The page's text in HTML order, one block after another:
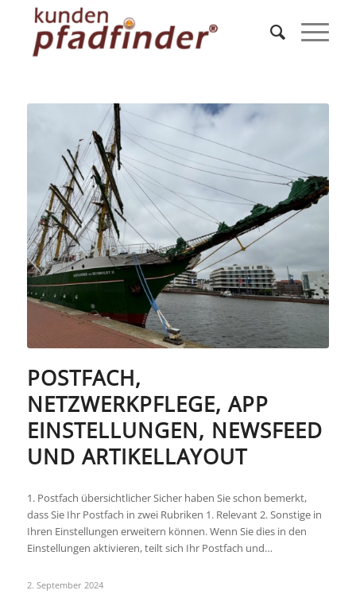
POSTFACH,
NETZWERKPFLEGE, APP
EINSTELLUNGEN, NEWSFEED
UND ARTIKELLAYOUT
1. Postfach übersichtlicher Sicher haben Sie schon bemerkt,
dass Sie Ihr Postfach in zwei Rubriken 1. Relevant 2. Sonstige in
Ihren Einstellungen erweitern können. Wenn Sie dies in den
Einstellungen aktivieren, teilt sich Ihr Postfach und…
2. September 2024